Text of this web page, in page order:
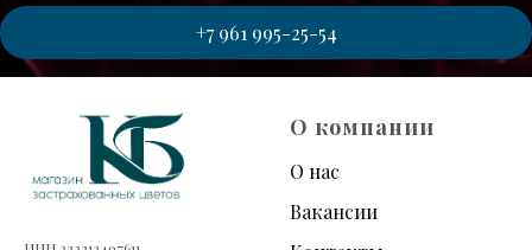
+7 961 995-25-54
О компании
О нас
Вакансии